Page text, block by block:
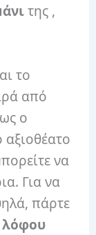
της ,
το
από
ο
να
Για να
πάρτε
λόφου